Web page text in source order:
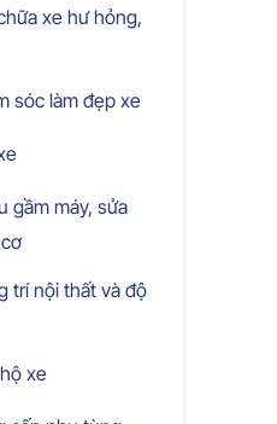
xe hư hỏng,
sóc làm đẹp xe
gầm máy, sửa
trí nội thất và độ
xe